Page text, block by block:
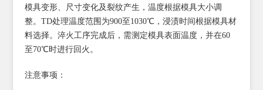
模具变形、尺寸变化及裂纹产生，温度根据模具大小调
整。TD处理温度范围为900至1030℃，浸渍时间根据模具材
料选择。淬火工序完成后，需测定模具表面温度，并在60
至70℃时进行回火。
注意事项：